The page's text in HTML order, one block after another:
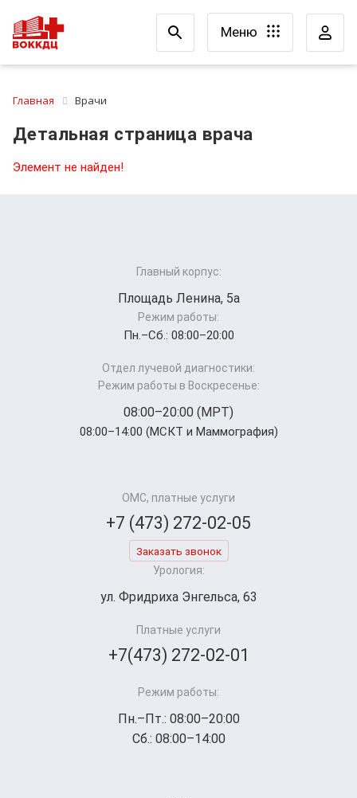
Меню
Главная Врачи
Детальная страница врача
Элемент не найден!
Главный корпус:
Площадь Ленина, 5а
Режим работы:
Пн.–Cб.: 08:00–20:00
Отдел лучевой диагностики:
Режим работы в Воскресенье:
08:00–20:00 (МРТ)
08:00–14:00 (МСКТ и Маммография)
ОМС, платные услуги
+7 (473) 272-02-05
Заказать звонок
Урология:
ул. Фридриха Энгельса, 63
Платные услуги
+7(473) 272-02-01
Режим работы:
Пн.–Пт.: 08:00–20:00
Сб.: 08:00–14:00